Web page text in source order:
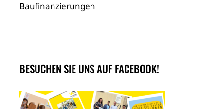
Baufinanzierungen
BESUCHEN SIE UNS AUF FACEBOOK!